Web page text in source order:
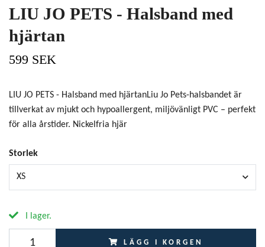
LIU JO PETS - Halsband med
hjärtan
599 SEK
LIU JO PETS - Halsband med hjärtanLiu Jo Pets-halsbandet är
tillverkat av mjukt och hypoallergent, miljövänligt PVC – perfekt
för alla årstider. Nickelfria hjär
Storlek
XS
I lager.
LÄGG I KORGEN